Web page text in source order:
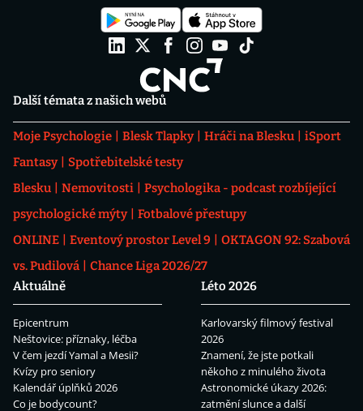
Další témata z našich webů
Moje Psychologie Blesk Tlapky Hráči na Blesku
iSport
Fantasy
Spotřebitelské testy
Blesku
Nemovitosti
Psychologika - podcast rozbíjející
psychologické mýty
Fotbalové přestupy
ONLINE
Eventový prostor Level 9
OKTAGON 92: Szabová
vs. Pudilová
Chance Liga 2026/27
Aktuálně
Epicentrum
Neštovice: příznaky, léčba
V čem jezdí Yamal a Mesii?
Kvízy pro seniory
Kalendář úplňků 2026
Co je bodycount?
Léto 2026
Karlovarský filmový festival
2026
Znamení, že jste potkali
někoho z minulého života
Astronomické úkazy 2026:
zatmění slunce a další